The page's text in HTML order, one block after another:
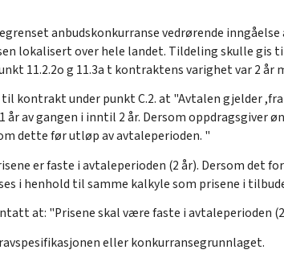
anbudskonkurranse vedrørende
lokalisert over hele landet. Tildeling skulle gis
11.2.2o g 11.3a t kontraktens varighet var 2 år
kontrakt under punkt C.2. at "Avtalen gjelder ,fra
av gangen i inntil 2 år. Dersom oppdragsgiver
dette før utløp av avtaleperioden. "
er faste i avtaleperioden (2 år). Dersom det
i henhold til samme kalkyle som prisene i
at: "Prisene skal være faste i avtaleperioden
eller konkurransegrunnlaget.